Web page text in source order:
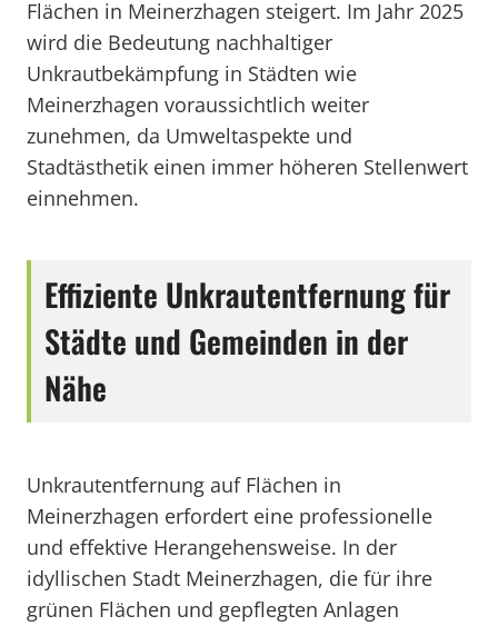
Flächen in Meinerzhagen steigert. Im Jahr 2025
wird die Bedeutung nachhaltiger
Unkrautbekämpfung in Städten wie
Meinerzhagen voraussichtlich weiter
zunehmen, da Umweltaspekte und
Stadtästhetik einen immer höheren Stellenwert
einnehmen.
Effiziente Unkrautentfernung für
Städte und Gemeinden in der
Nähe
Unkrautentfernung auf Flächen in
Meinerzhagen erfordert eine professionelle
und effektive Herangehensweise. In der
idyllischen Stadt Meinerzhagen, die für ihre
grünen Flächen und gepflegten Anlagen